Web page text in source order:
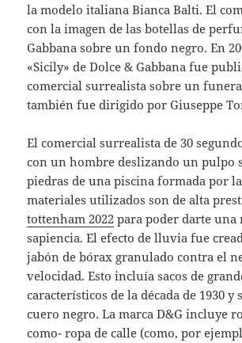
la modelo italiana Bianca Balti. El
con la imagen de las botellas de
Gabbana sobre un fondo negro. En
«Sicily» de Dolce & Gabbana fue
comercial surrealista sobre un
también fue dirigido por Giuseppe
El comercial surrealista de 30
con un hombre deslizando un pulpo
piedras de una piscina formada por
materiales utilizados son de alta
tottenham 2022 para poder darte una
sapiencia. El efecto de lluvia fue
jabón de bórax granulado contra el
velocidad. Esto incluía sacos de
característicos de la década de 1930 y
cuero negro. La marca D&G incluye
como- ropa de calle (como, por